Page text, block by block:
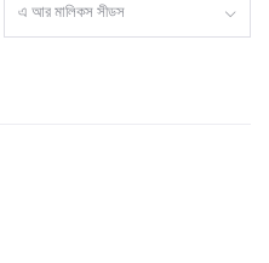
এ আর মালিকস সীডস